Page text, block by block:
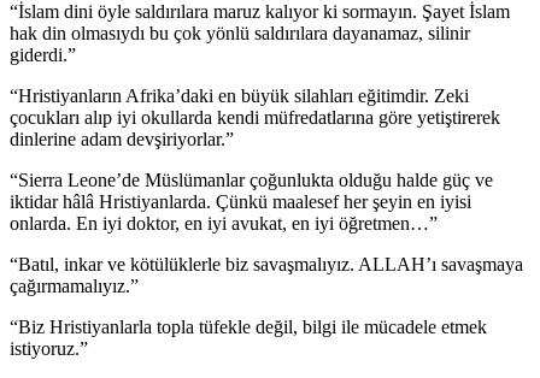
“İslam dini öyle saldırılara maruz kalıyor ki sormayın. Şayet İslam
hak din olmasıydı bu çok yönlü saldırılara dayanamaz, silinir
giderdi.”
“Hristiyanların Afrika’daki en büyük silahları eğitimdir. Zeki
çocukları alıp iyi okullarda kendi müfredatlarına göre yetiştirerek
dinlerine adam devşiriyorlar.”
“Sierra Leone’de Müslümanlar çoğunlukta olduğu halde güç ve
iktidar hâlâ Hristiyanlarda. Çünkü maalesef her şeyin en iyisi
onlarda. En iyi doktor, en iyi avukat, en iyi öğretmen…”
“Batıl, inkar ve kötülüklerle biz savaşmalıyız. ALLAH’ı savaşmaya
çağırmamalıyız.”
“Biz Hristiyanlarla topla tüfekle değil, bilgi ile mücadele etmek
istiyoruz.”